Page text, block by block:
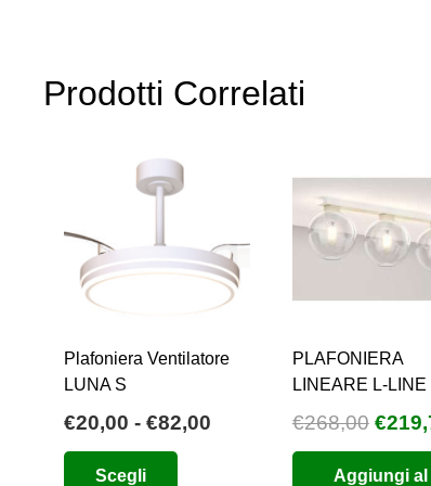
Prodotti Correlati
Plafoniera Ventilatore
LUNA S
€20,00 - €82,00
Scegli
PLAFONIERA
LINEARE L-LINE
€268,00 Il
€
Aggiungi al